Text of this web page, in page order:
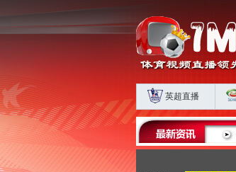
英超直播
五连平藏肋部危机 海港申花双败揭扣分时代生存